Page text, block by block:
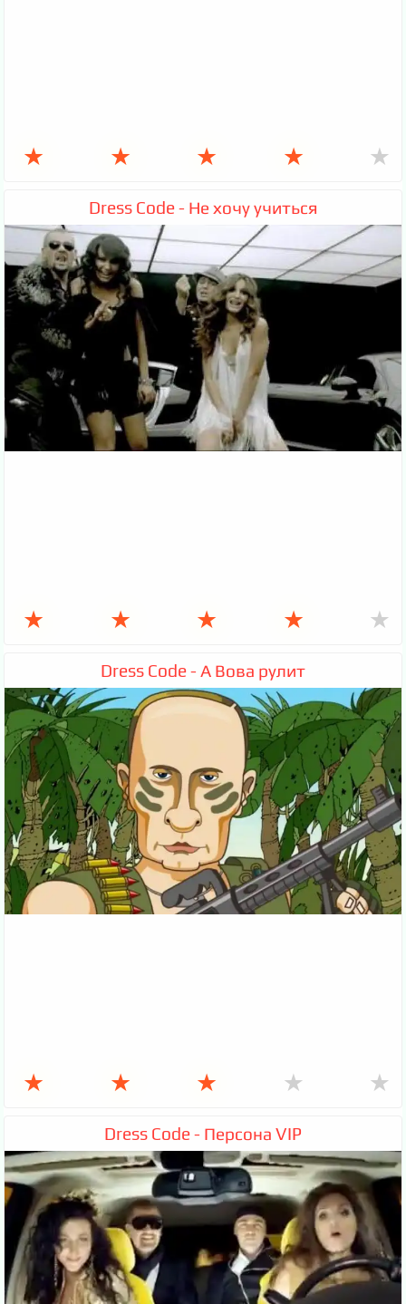
★ ★ ★ ★ ★
Dress Code - Не хочу учиться
★ ★ ★ ★ ★
Dress Code - А Вова рулит
★ ★ ★ ★ ★
Dress Code - Персона VIP